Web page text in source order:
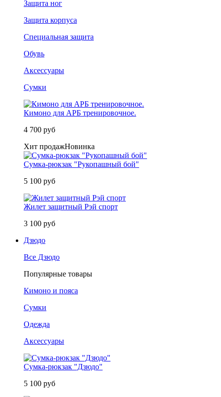
Защита ног
Защита корпуса
Специальная защита
Обувь
Аксессуары
Сумки
Кимоно для АРБ тренировочное.
4 700 руб
Хит продажНовинка
Сумка-рюкзак "Рукопашный бой"
5 100 руб
Жилет защитный Рэй спорт
3 100 руб
Дзюдо
Все Дзюдо
Популярные товары
Кимоно и пояса
Сумки
Одежда
Аксессуары
Сумка-рюкзак "Дзюдо"
5 100 руб